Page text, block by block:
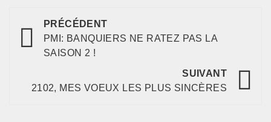
Navigation
d’article
PRÉCÉDENT
PMI: BANQUIERS NE RATEZ PAS LA
SAISON 2 !
SUIVANT
2102, MES VOEUX LES PLUS SINCÈRES